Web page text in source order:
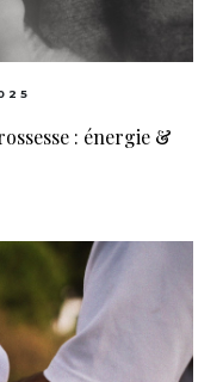
: énergie &